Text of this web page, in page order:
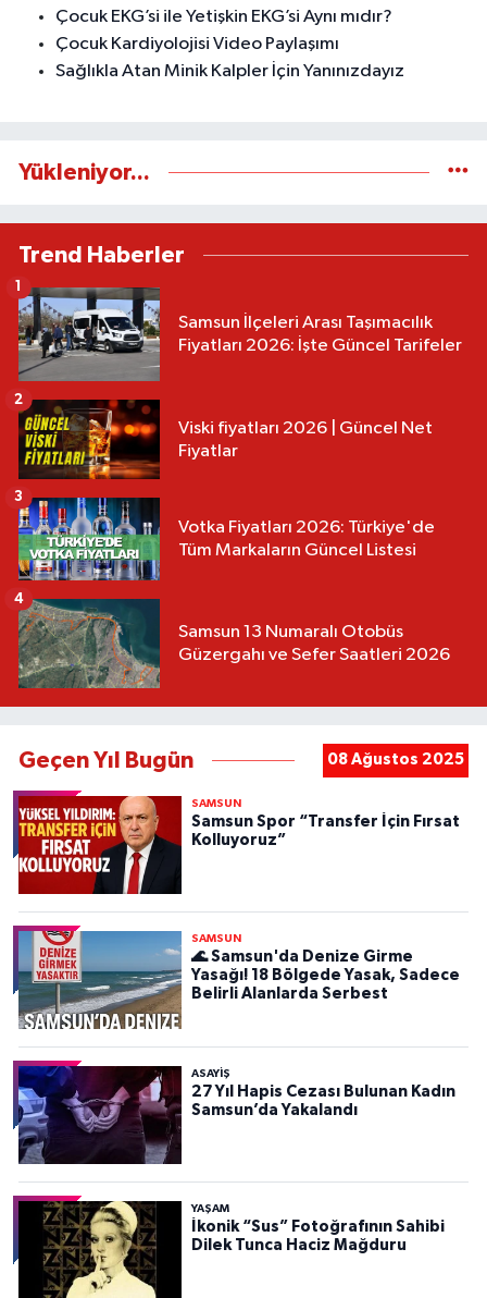
Çocuk EKG’si ile Yetişkin EKG’si Aynı mıdır?
Çocuk Kardiyolojisi Video Paylaşımı
Sağlıkla Atan Minik Kalpler İçin Yanınızdayız
Yükleniyor...
Trend Haberler
Samsun İlçeleri Arası Taşımacılık
Fiyatları 2026: İşte Güncel Tarifeler
1
Viski fiyatları 2026 | Güncel Net
Fiyatlar
2
Votka Fiyatları 2026: Türkiye'de
Tüm Markaların Güncel Listesi
3
Samsun 13 Numaralı Otobüs
Güzergahı ve Sefer Saatleri 2026
4
Geçen Yıl Bugün 08 Ağustos 2025
SAMSUN
Samsun Spor “Transfer İçin Fırsat
Kolluyoruz”
SAMSUN
🌊 Samsun'da Denize Girme
Yasağı! 18 Bölgede Yasak, Sadece
Belirli Alanlarda Serbest
ASAYIŞ
27 Yıl Hapis Cezası Bulunan Kadın
Samsun’da Yakalandı
YAŞAM
İkonik “Sus” Fotoğrafının Sahibi
Dilek Tunca Haciz Mağduru